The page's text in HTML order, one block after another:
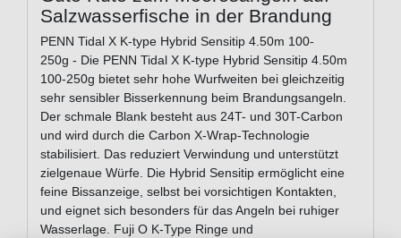
Salzwasserfische in der Brandung
PENN Tidal X K-type Hybrid Sensitip 4.50m 100-
250g - Die PENN Tidal X K-type Hybrid Sensitip 4.50m
100-250g bietet sehr hohe Wurfweiten bei gleichzeitig
sehr sensibler Bisserkennung beim Brandungsangeln.
Der schmale Blank besteht aus 24T- und 30T-Carbon
und wird durch die Carbon X-Wrap-Technologie
stabilisiert. Das reduziert Verwindung und unterstützt
zielgenaue Würfe. Die Hybrid Sensitip ermöglicht eine
feine Bissanzeige, selbst bei vorsichtigen Kontakten,
und eignet sich besonders für das Angeln bei ruhiger
Wasserlage. Fuji O K-Type Ringe und